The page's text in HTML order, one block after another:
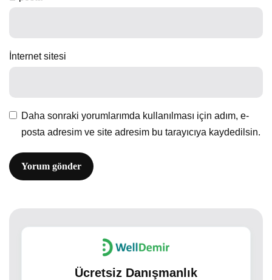
İnternet sitesi
Daha sonraki yorumlarımda kullanılması için adım, e-
posta adresim ve site adresim bu tarayıcıya kaydedilsin.
Ücretsiz Danışmanlık